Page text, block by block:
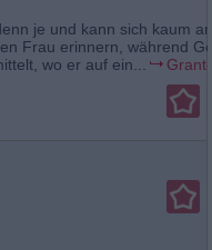
je und kann sich kaum
Frau erinnern, während
wo er auf ein...